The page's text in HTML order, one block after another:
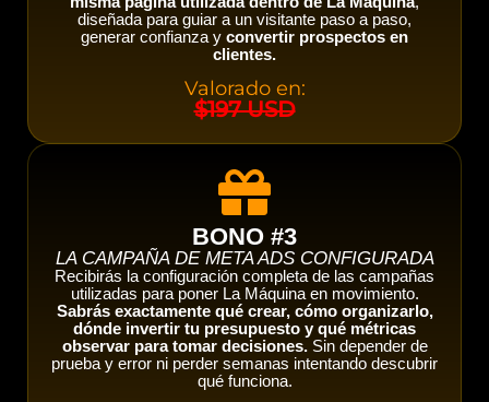
diseñada para guiar a un visitante paso a paso,
generar confianza y convertir prospectos en
clientes.
Valorado en:
$197 USD
BONO #3
LA CAMPAÑA DE META ADS CONFIGURADA
Recibirás la configuración completa de las campañas
utilizadas para poner La Máquina en movimiento.
Sabrás exactamente qué crear, cómo organizarlo,
dónde invertir tu presupuesto y qué métricas
observar para tomar decisiones.Sin depender de
prueba y error ni perder semanas intentando descubrir
qué funciona.